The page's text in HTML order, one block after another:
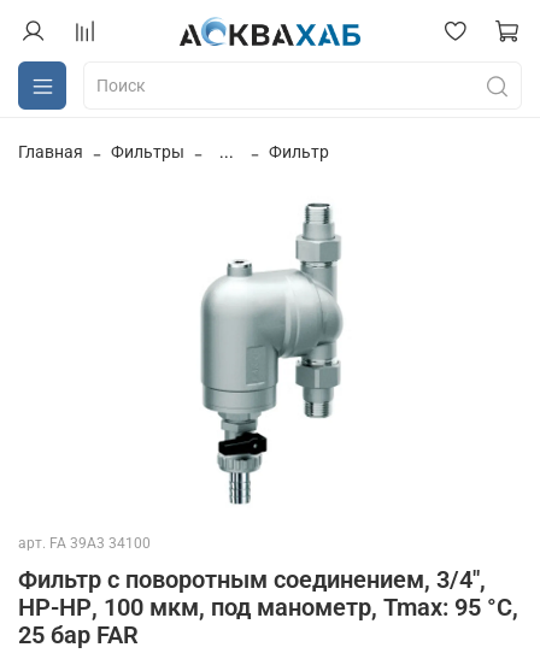
Главная Фильтры ... Фильтр
арт. FA 39A3 34100
Фильтр с поворотным соединением, 3/4",
НР-НР, 100 мкм, под манометр, Tmax: 95 °С,
25 бар FAR